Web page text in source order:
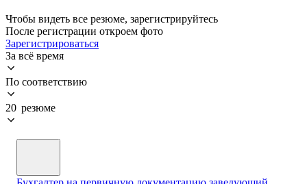
Чтобы видеть все резюме, зарегистрируйтесь
После регистрации откроем фото
Зарегистрироваться
За всё время
По соответствию
20 резюме